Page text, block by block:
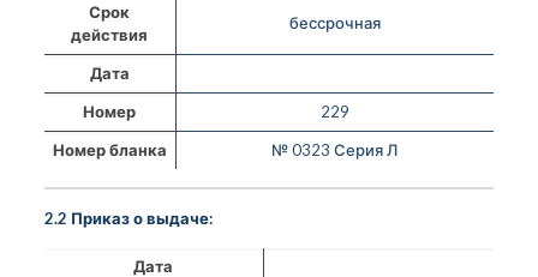
Срок
действия
бессрочная
Дата
Номер
229
Номер бланка
№ 0323 Серия Л
2.2 Приказ о выдаче:
Дата